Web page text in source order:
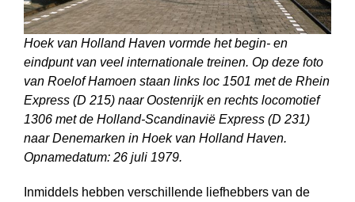
Hoek van Holland Haven vormde het begin- en
eindpunt van veel internationale treinen. Op deze foto
van Roelof Hamoen staan links loc 1501 met de Rhein
Express (D 215) naar Oostenrijk en rechts locomotief
1306 met de Holland-Scandinavië Express (D 231)
naar Denemarken in Hoek van Holland Haven.
Opnamedatum: 26 juli 1979.
Inmiddels hebben verschillende liefhebbers van de